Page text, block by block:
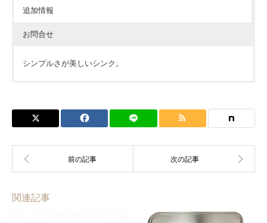
追加情報
お問合せ
シンプルさが美しいシンク。
※下記フォームは簡単なご質問にお使い下さい。
お名前 (必須)
関連記事